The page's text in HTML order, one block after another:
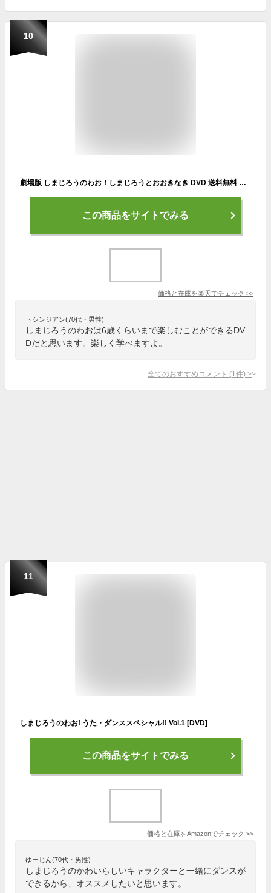
10
劇場版 しまじろうのわお！しまじろうとおおきなき DVD 送料無料 しまじろう 映画 ダンス 歌 幼児 知育 子供 1歳 1歳半 2歳 3歳 4歳 5歳 6歳 子ども 幼稚園 保育園 おもちゃ 自宅 学習 頭がよくなる 赤ちゃん ベネッセ 入園祝い 誕生日 プレゼント
この商品をサイトでみる
価格と在庫を楽天でチェック >>
トシンジアン(70代・男性)
しまじろうのわおは6歳くらいまで楽しむことができるDV
Dだと思います。楽しく学べますよ。
全てのおすすめコメント (1 件) >
11
しまじろうのわお! うた・ダンススペシャル!! Vol.1 [DVD]
この商品をサイトでみる
価格と在庫をAmazonでチェック >>
ゆーじん(70代・男性)
しまじろうのかわいらしいキャラクターと一緒にダンスが
できるから、オススメしたいと思います。